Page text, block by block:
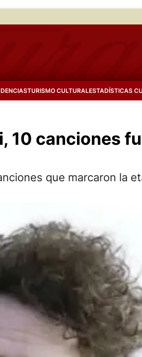
TURISMO CULTURALESTADÍSTICAS
10 canciones
que marcaron la